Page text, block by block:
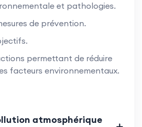
et pathologies.
de prévention.
permettant de réduire
facteurs environnementaux.
atmosphérique